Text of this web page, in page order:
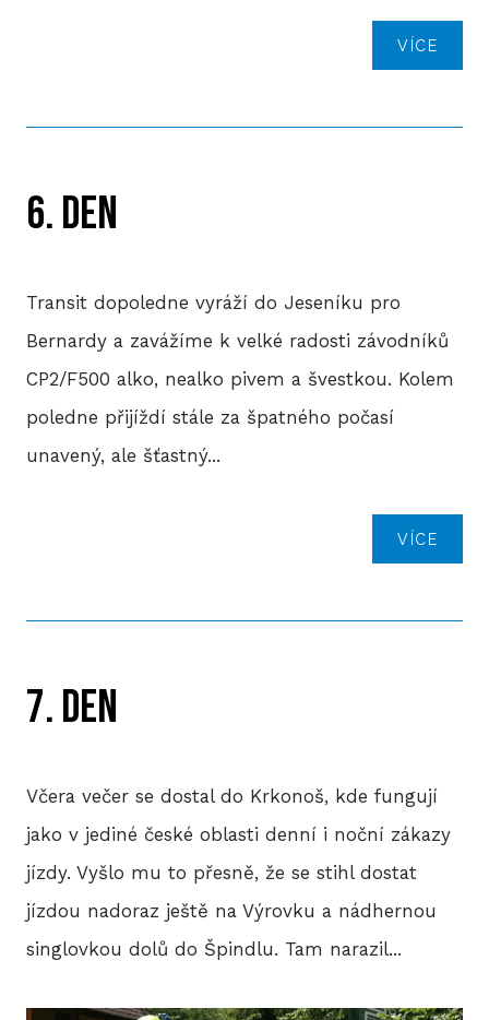
VÍCE
6. DEN
Transit dopoledne vyráží do Jeseníku pro
Bernardy a zavážíme k velké radosti závodníků
CP2/F500 alko, nealko pivem a švestkou. Kolem
poledne přijíždí stále za špatného počasí
unavený, ale šťastný...
VÍCE
7. DEN
Včera večer se dostal do Krkonoš, kde fungují
jako v jediné české oblasti denní i noční zákazy
jízdy. Vyšlo mu to přesně, že se stihl dostat
jízdou nadoraz ještě na Výrovku a nádhernou
singlovkou dolů do Špindlu. Tam narazil...